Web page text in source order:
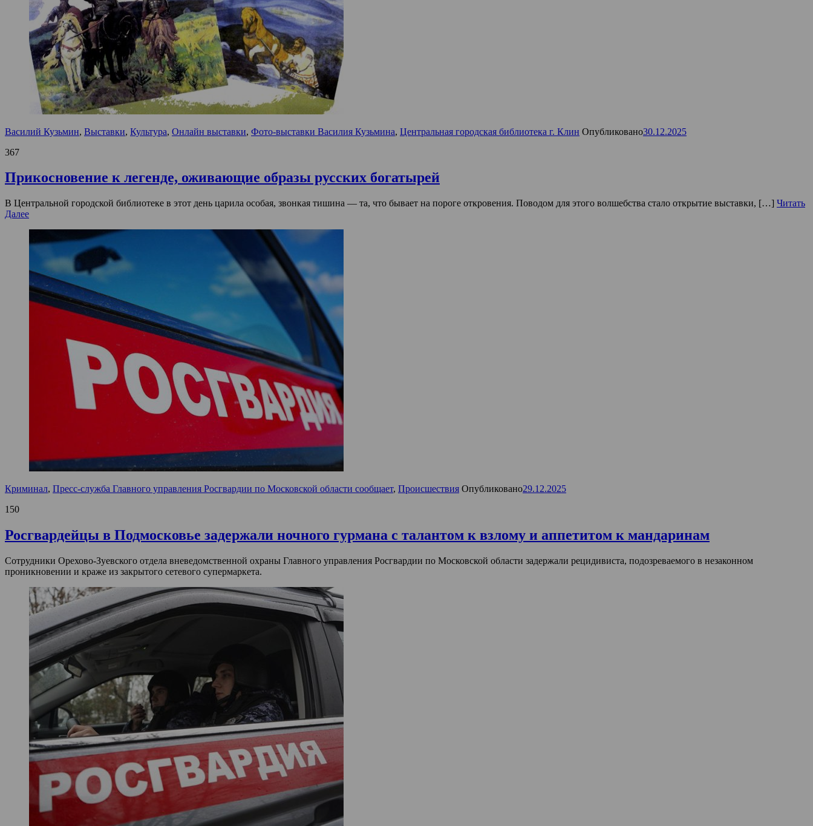
Василий Кузьмин, Выставки, Культура, Онлайн выставки, Фото-выставки Василия Кузьмина, Центральная городская библиотека г. Клин Опубликовано30.12.2025
367
Прикосновение к легенде, оживающие образы русских богатырей
В Центральной городской библиотеке в этот день царила особая, звонкая тишина — та, что бывает на пороге откровения. Поводом для этого волшебства стало открытие выставки, […] Читать
Далее
Криминал, Пресс-служба Главного управления Росгвардии по Московской области сообщает, Происшествия Опубликовано29.12.2025
150
Росгвардейцы в Подмосковье задержали ночного гурмана с талантом к взлому и аппетитом к мандаринам
Сотрудники Орехово-Зуевского отдела вневедомственной охраны Главного управления Росгвардии по Московской области задержали рецидивиста, подозреваемого в незаконном
проникновении и краже из закрытого сетевого супермаркета.